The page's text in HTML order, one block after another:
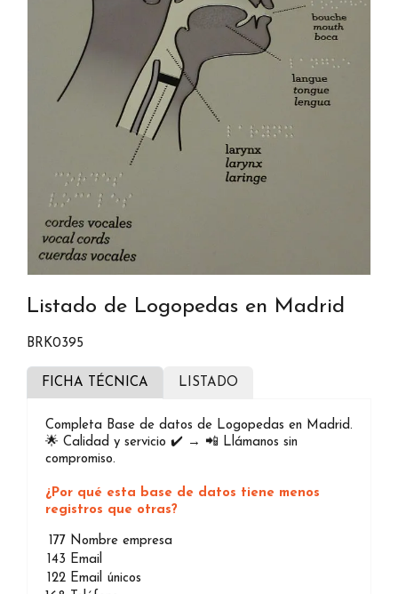
Listado de Logopedas en Madrid
BRK0395
FICHA TÉCNICA LISTADO
Completa Base de datos de Logopedas en Madrid.
🌟 Calidad y servicio ✔️ → 📲 Llámanos sin
compromiso.
¿Por qué esta base de datos tiene menos
registros que otras?
177 Nombre empresa
143 Email
122 Email únicos